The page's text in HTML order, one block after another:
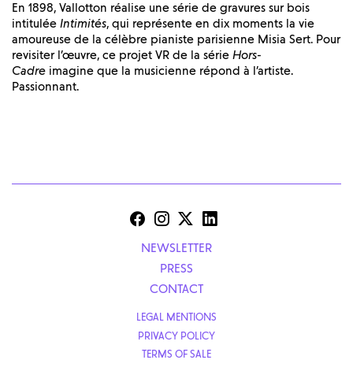
En 1898, Vallotton réalise une série de gravures sur bois
intitulée Intimités, qui représente en dix moments la vie
amoureuse de la célèbre pianiste parisienne Misia Sert. Pour
revisiter l’œuvre, ce projet VR de la série Hors-
Cadre imagine que la musicienne répond à l’artiste.
Passionnant.
NEWSLETTER
PRESS
CONTACT
LEGAL MENTIONS
PRIVACY POLICY
TERMS OF SALE